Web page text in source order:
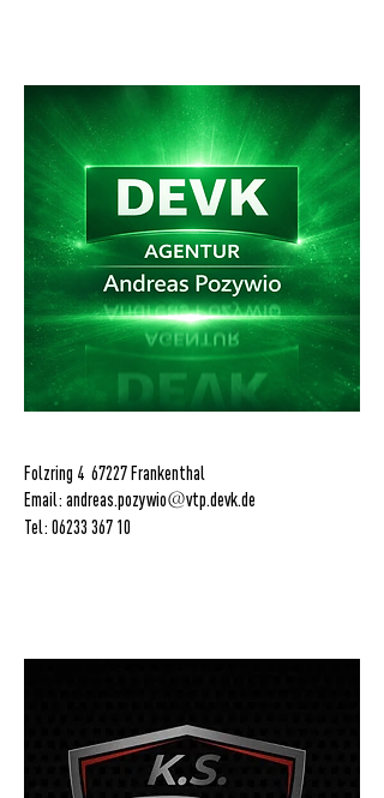
Folzring 4 67227 Frankenthal
Email: andreas.pozywio@vtp.devk.de
Tel: 06233 367 10